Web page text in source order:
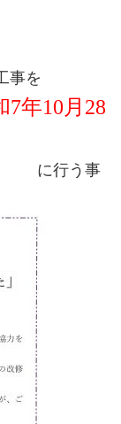
事を
7年10月28
行う事